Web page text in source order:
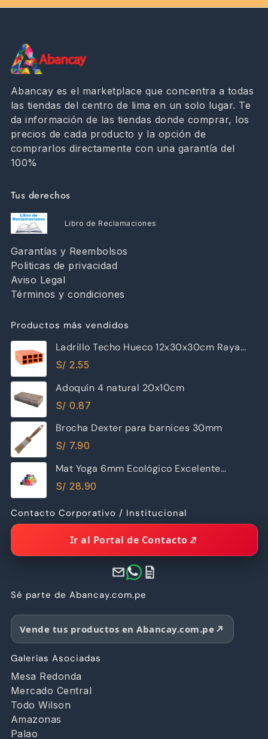
Abancay es el marketplace que concentra a todas
las tiendas del centro de lima en un solo lugar. Te
da información de las tiendas donde comprar, los
precios de cada producto y la opción de
comprarlos directamente con una garantía del
100%
Tus derechos
Libro de Reclamaciones
Garantías y Reembolsos
Politicas de privacidad
Aviso Legal
Términos y condiciones
Productos más vendidos
Ladrillo Techo Hueco 12x30x30cm Raya
Piramide
S/ 2.55
Adoquín 4 natural 20x10cm
S/ 0.87
Brocha Dexter para barnices 30mm
S/ 7.90
Mat Yoga 6mm Ecológico Excelente
Calidad
S/ 28.90
Contacto Corporativo / Institucional
Ir al Portal de Contacto
Sé parte de Abancay.com.pe
Vende tus productos en Abancay.com.pe
Galerías Asociadas
Mesa Redonda
Mercado Central
Todo Wilson
Amazonas
Palao